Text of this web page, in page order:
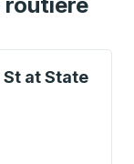
at State
fléchées ou la